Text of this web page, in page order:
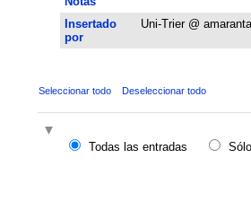
Insertado
por
Uni-Trier @
Seleccionar todo Deseleccionar todo
Todas las entradas